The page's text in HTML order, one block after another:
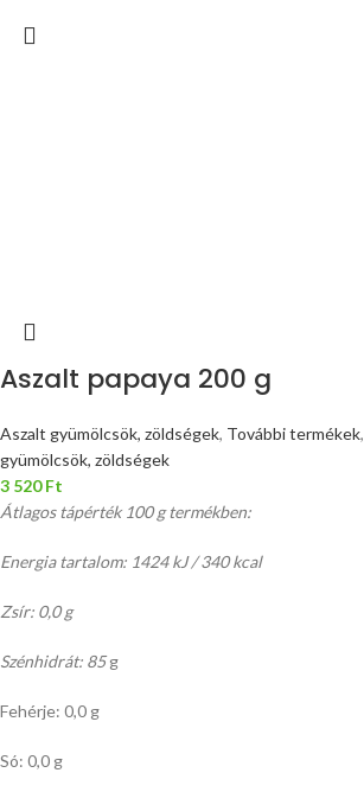
Aszalt papaya 200 g
Aszalt gyümölcsök, zöldségek, További termékek,
gyümölcsök, zöldségek
3 520Ft
Átlagos tápérték 100 g termékben:
Energia tartalom: 1424 kJ / 340 kcal
Zsír: 0,0 g
Szénhidrát: 85g
Fehérje: 0,0 g
Só: 0,0 g